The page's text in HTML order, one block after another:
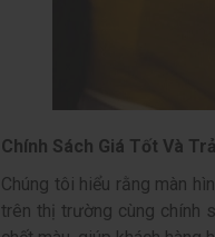
Chính Sách Giá Tốt Và
Chúng tôi hiểu rằng màn
trên thị trường cùng chính